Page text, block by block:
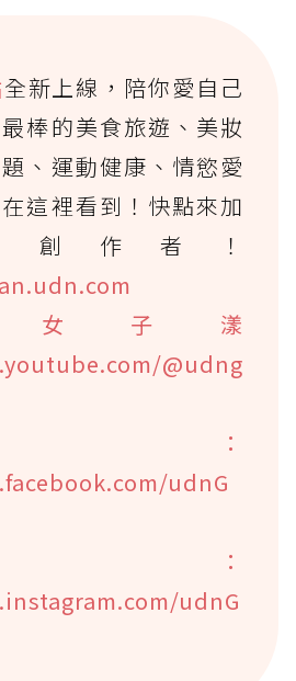
全新上線，陪你愛自己
棒的美食旅遊、美妝
、運動健康、情慾愛
這裡看到！快點來加
創作者！
女子漾
@udng
：
udnG
：
udnG